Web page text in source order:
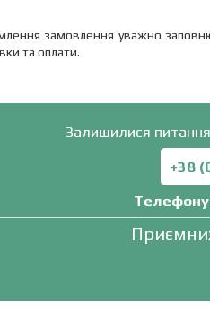
замовлення уважно
та оплати.
Залишилися
+38